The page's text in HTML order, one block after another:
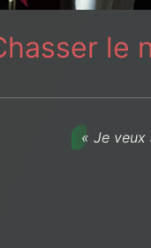
le
« Je veux